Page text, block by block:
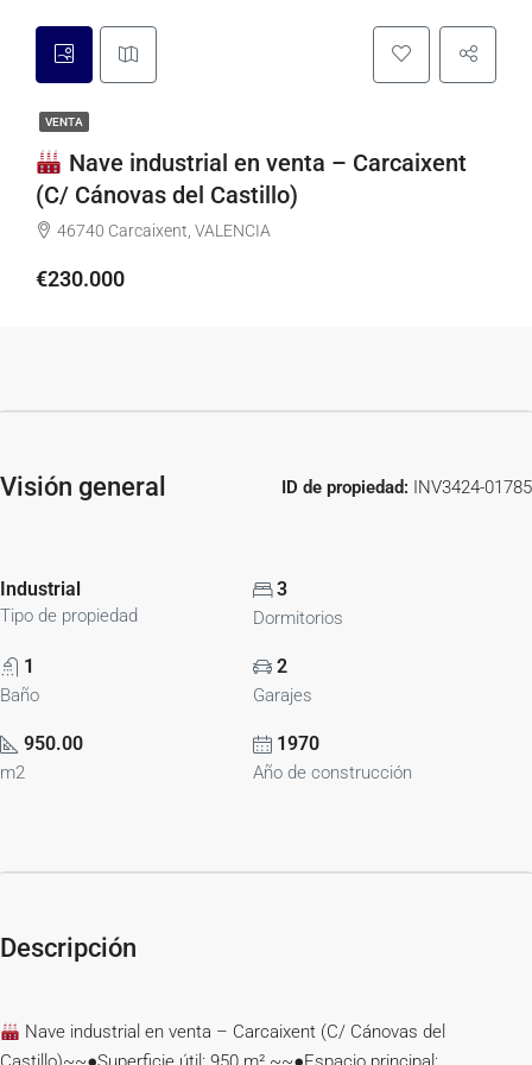
VENTA
Nave industrial en venta – Carcaixent
(C/ Cánovas del Castillo)
46740 Carcaixent, VALENCIA
€230.000
Visión general ID de propiedad: INV3424-01785
Industrial
Tipo de propiedad
3
Dormitorios
1
Baño
2
Garajes
950.00
m2
1970
Año de construcción
Descripción
Nave industrial en venta – Carcaixent (C/ Cánovas del